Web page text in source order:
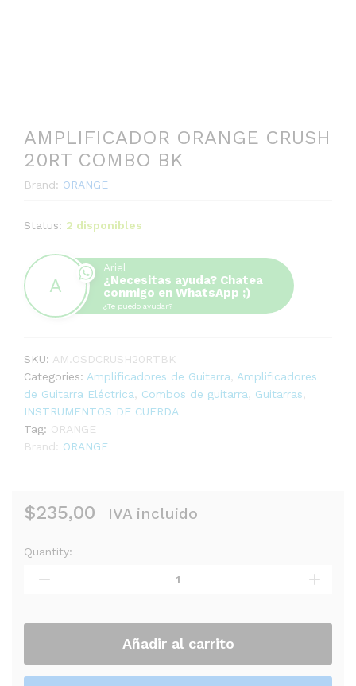
AMPLIFICADOR ORANGE CRUSH
20RT COMBO BK
Brand: ORANGE
Status: 2 disponibles
Ariel
¿Necesitas ayuda? Chatea
conmigo en WhatsApp ;)
¿Te puedo ayudar?
SKU: AM.OSDCRUSH20RTBK
Categories: Amplificadores de Guitarra
Amplificadores
de Guitarra Eléctrica
Combos de guitarra Guitarras
INSTRUMENTOS DE CUERDA
Tag: ORANGE
Brand: ORANGE
$235,00 IVA incluido
AMPLIFICADOR
COMBO
Quantity:
Añadir al carrito